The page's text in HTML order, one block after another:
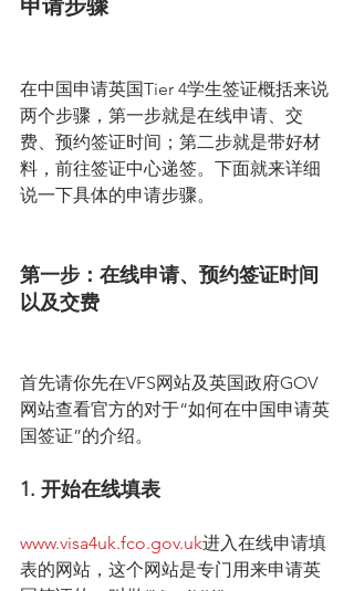
在中国申请英国Tier 4学生签证概括来说
两个步骤，第一步就是在线申请、交
费、预约签证时间；第二步就是带好材
料，前往签证中心递签。下面就来详细
说一下具体的申请步骤。
第一步：在线申请、预约签证时间
以及交费
首先请你先在VFS网站及英国政府GOV
网站查看官方的对于“如何在中国申请英
国签证”的介绍。
1. 开始在线填表
www.visa4uk.fco.gov.uk进入在线申请填
表的网站，这个网站是专门用来申请英